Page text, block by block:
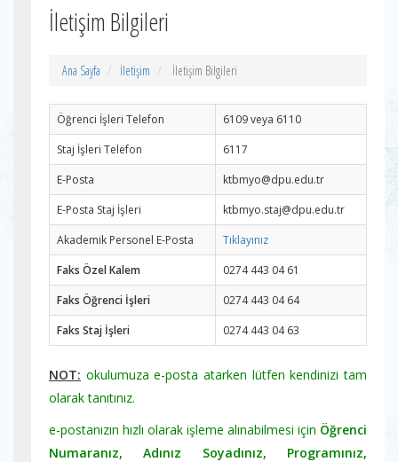
İletişim Bilgileri
Ana Sayfa İletişim İletişim Bilgileri
Öğrenci İşleri Telefon
6109 veya 6110
Staj İşleri Telefon
6117
E-Posta
ktbmyo@dpu.edu.tr
E-Posta Staj İşleri
ktbmyo.staj@dpu.edu.tr
Akademik Personel E-Posta
Tıklayınız
Faks Özel Kalem
0274 443 04 61
Faks Öğrenci İşleri
0274 443 04 64
Faks Staj İşleri
0274 443 04 63
NOT: okulumuza e-posta atarken lütfen kendinizi tam
olarak tanıtınız.
e-postanızın hızlı olarak işleme alınabilmesi için Öğrenci
Numaranız, Adınız Soyadınız, Programınız,